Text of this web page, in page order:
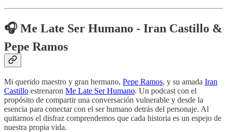
🎧 Me Late Ser Humano - Iran Castillo &
Pepe Ramos
Mi querido maestro y gran hermano, Pepe Ramos, y su amada Iran
Castillo estrenaron Me Late Ser Humano. Un podcast con el
propósito de compartir una conversación vulnerable y desde la
esencia para conectar con el ser humano detrás del personaje. Al
quitarnos el disfraz comprendemos que cada historia es un espejo de
nuestra propia vida.